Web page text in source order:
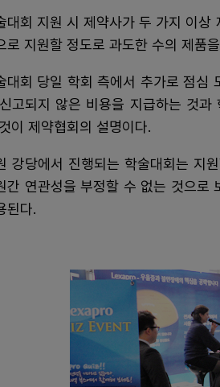
대회 지원 시 제약사가 두 가지 이상
로 지원할 정도로 과도한 수의 제품
대회 당일 학회 측에서 추가로 점심
고되지 않은 비용을 지급하는 것
이 제약협회의 설명이다.
강당에서 진행되는 학술대회는 지
간 연관성을 부정할 수 없는 것으로
된다.